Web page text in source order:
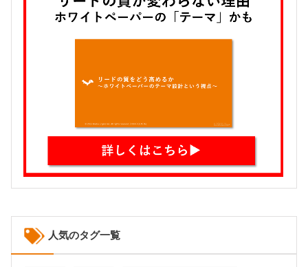
人気のタグ一覧